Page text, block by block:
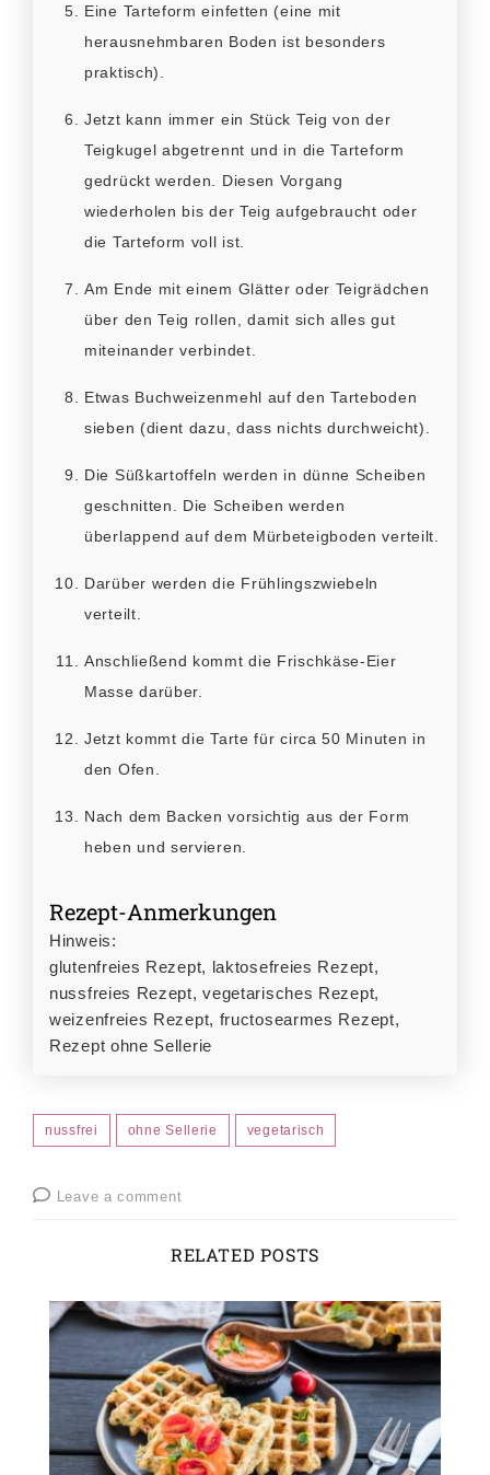
Eine Tarteform einfetten (eine mit
herausnehmbaren Boden ist besonders
praktisch).
Jetzt kann immer ein Stück Teig von der
Teigkugel abgetrennt und in die Tarteform
gedrückt werden. Diesen Vorgang
wiederholen bis der Teig aufgebraucht oder
die Tarteform voll ist.
Am Ende mit einem Glätter oder Teigrädchen
über den Teig rollen, damit sich alles gut
miteinander verbindet.
Etwas Buchweizenmehl auf den Tarteboden
sieben (dient dazu, dass nichts durchweicht).
Die Süßkartoffeln werden in dünne Scheiben
geschnitten. Die Scheiben werden
überlappend auf dem Mürbeteigboden verteilt.
Darüber werden die Frühlingszwiebeln
verteilt.
Anschließend kommt die Frischkäse-Eier
Masse darüber.
Jetzt kommt die Tarte für circa 50 Minuten in
den Ofen.
Nach dem Backen vorsichtig aus der Form
heben und servieren.
Rezept-Anmerkungen
Hinweis:
glutenfreies Rezept, laktosefreies Rezept,
nussfreies Rezept, vegetarisches Rezept,
weizenfreies Rezept, fructosearmes Rezept,
Rezept ohne Sellerie
nussfrei ohne Sellerie vegetarisch
Leave a comment
RELATED POSTS